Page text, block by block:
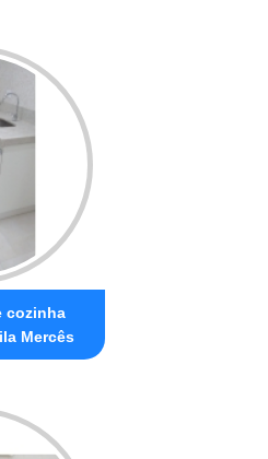
cozinha
Mercês